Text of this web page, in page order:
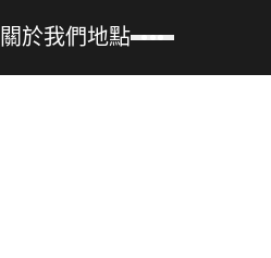
關於我們地點